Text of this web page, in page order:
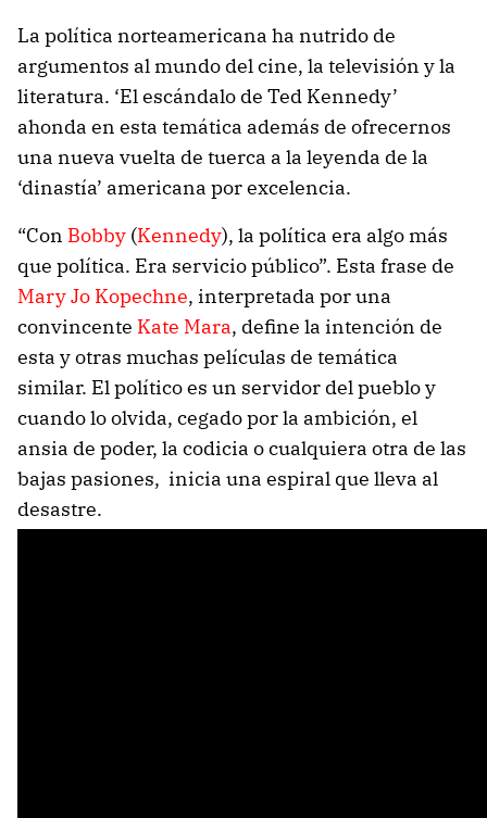
La política norteamericana ha nutrido de
argumentos al mundo del cine, la televisión y la
literatura. ‘El escándalo de Ted Kennedy’
ahonda en esta temática además de ofrecernos
una nueva vuelta de tuerca a la leyenda de la
‘dinastía’ americana por excelencia.
“Con Bobby (Kennedy), la política era algo más
que política. Era servicio público”. Esta frase de
Mary Jo Kopechne, interpretada por una
convincente Kate Mara, define la intención de
esta y otras muchas películas de temática
similar. El político es un servidor del pueblo y
cuando lo olvida, cegado por la ambición, el
ansia de poder, la codicia o cualquiera otra de las
bajas pasiones, inicia una espiral que lleva al
desastre.